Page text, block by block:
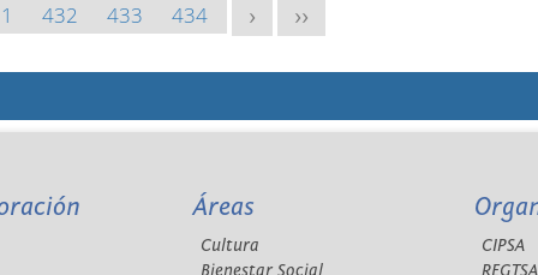
432 433 434 > >>
Áreas
Cultura
CIPSA